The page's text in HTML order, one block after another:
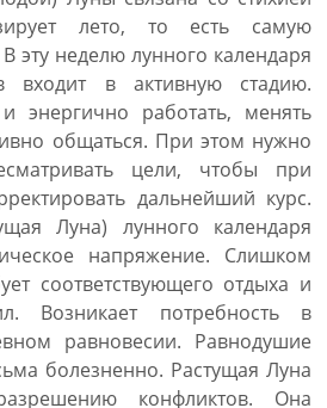
лето, то есть самую
эту неделю лунного календаря
входит в активную стадию.
энергично работать, менять
общаться. При этом нужно
цели, чтобы при
дальнейший курс.
Луна) лунного календаря
напряжение. Слишком
соответствующего отдыха и
Возникает потребность в
равновесии. Равнодушие
болезненно. Растущая Луна
разрешению конфликтов. Она